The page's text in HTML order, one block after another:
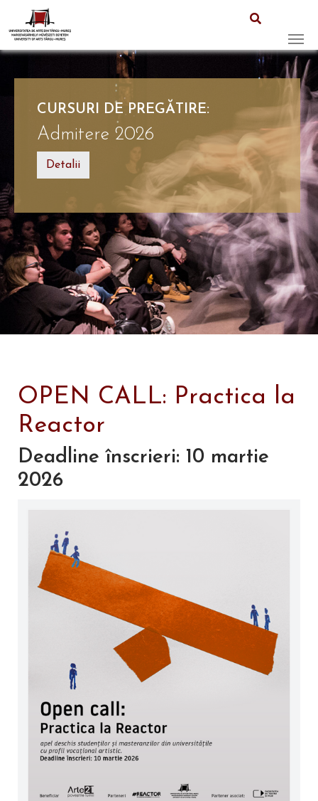
Skip to main content
CURSURI DE PREGĂTIRE:
Admitere 2026
Detalii
OPEN CALL: Practica la
Reactor
Deadline înscrieri: 10 martie
2026